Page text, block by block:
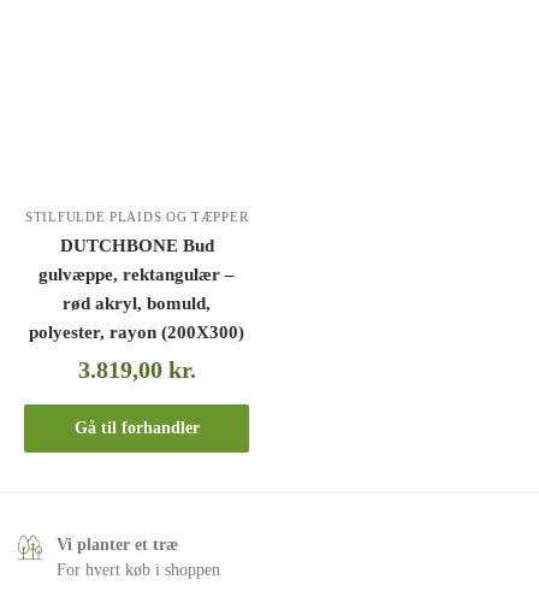
STILFULDE PLAIDS OG TÆPPER
DUTCHBONE Bud
gulvæppe, rektangulær –
rød akryl, bomuld,
polyester, rayon (200X300)
3.819,00 kr.
Gå til forhandler
Vi planter et træ
For hvert køb i shoppen